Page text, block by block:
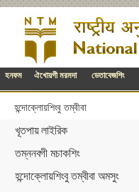
হনফম ঐখোয়গী মরমদা ডেতাবেজশিং
হন্দোক্লোয়শিংবু তম্বীবা
খূতপায় লাইরিক
তম্ননবগী মচাকশিং
হন্দোক্লোয়শিংবু তম্বীবা অমসুং